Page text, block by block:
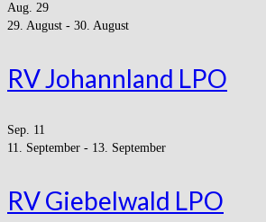
Aug. 29
29. August - 30. August
RV Johannland LPO
Sep. 11
11. September - 13. September
RV Giebelwald LPO